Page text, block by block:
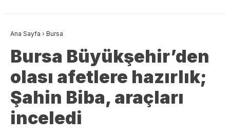
Ana Sayfa › Bursa
Bursa Büyükşehir’den
olası afetlere hazırlık;
Şahin Biba, araçları
inceledi